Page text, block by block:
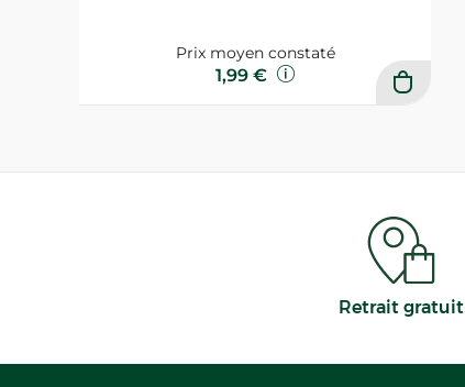
Prix moyen constaté
1,99 €
Retrait gratuit